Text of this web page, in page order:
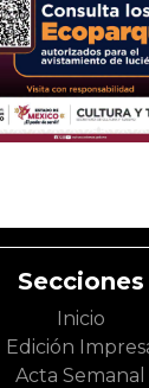
Secciones
Inicio
Edición
Acta Semanal